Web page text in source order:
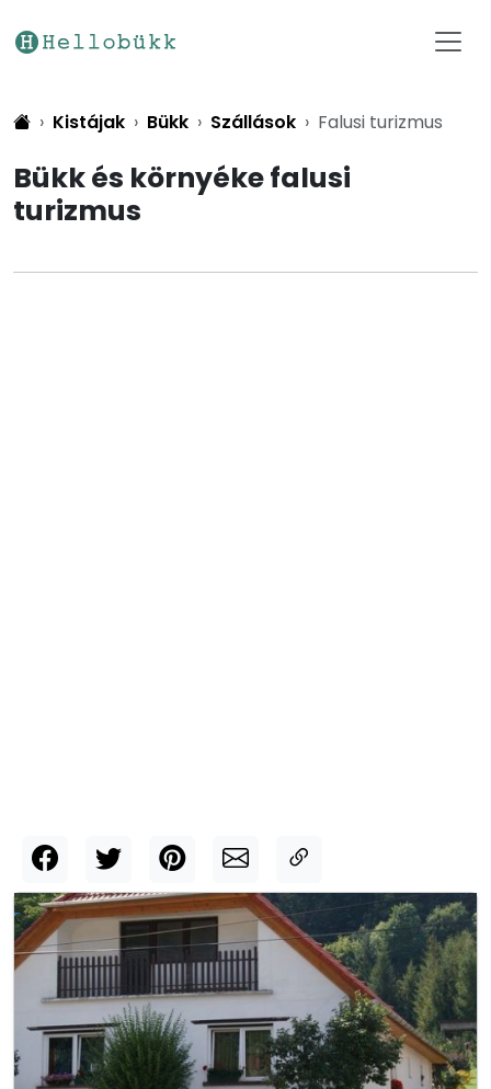
Kistájak Bükk Szállások Falusi turizmus
Bükk és környéke falusi
turizmus